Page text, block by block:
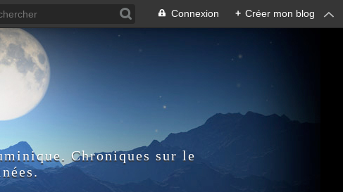
Connexion + Créer mon blog
Chroniques sur le